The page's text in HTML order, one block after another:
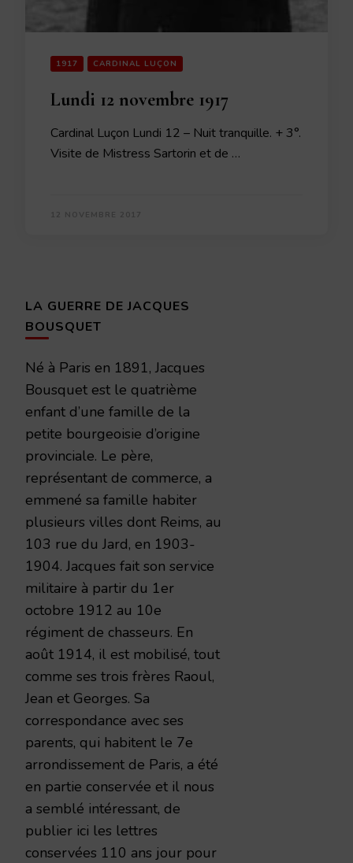
1917 CARDINAL LUÇON
Lundi 12 novembre 1917
Cardinal Luçon Lundi 12 – Nuit tranquille. + 3°.
Visite de Mistress Sartorin et de …
LA GUERRE DE JACQUES
BOUSQUET
Né à Paris en 1891, Jacques
Bousquet est le quatrième
enfant d’une famille de la
petite bourgeoisie d’origine
provinciale. Le père,
représentant de commerce, a
emmené sa famille habiter
plusieurs villes dont Reims, au
103 rue du Jard, en 1903-
1904. Jacques fait son service
militaire à partir du 1er
octobre 1912 au 10e
régiment de chasseurs. En
août 1914, il est mobilisé, tout
comme ses trois frères Raoul,
Jean et Georges. Sa
correspondance avec ses
parents, qui habitent le 7e
arrondissement de Paris, a été
en partie conservée et il nous
a semblé intéressant, de
publier ici les lettres
conservées 110 ans jour pour